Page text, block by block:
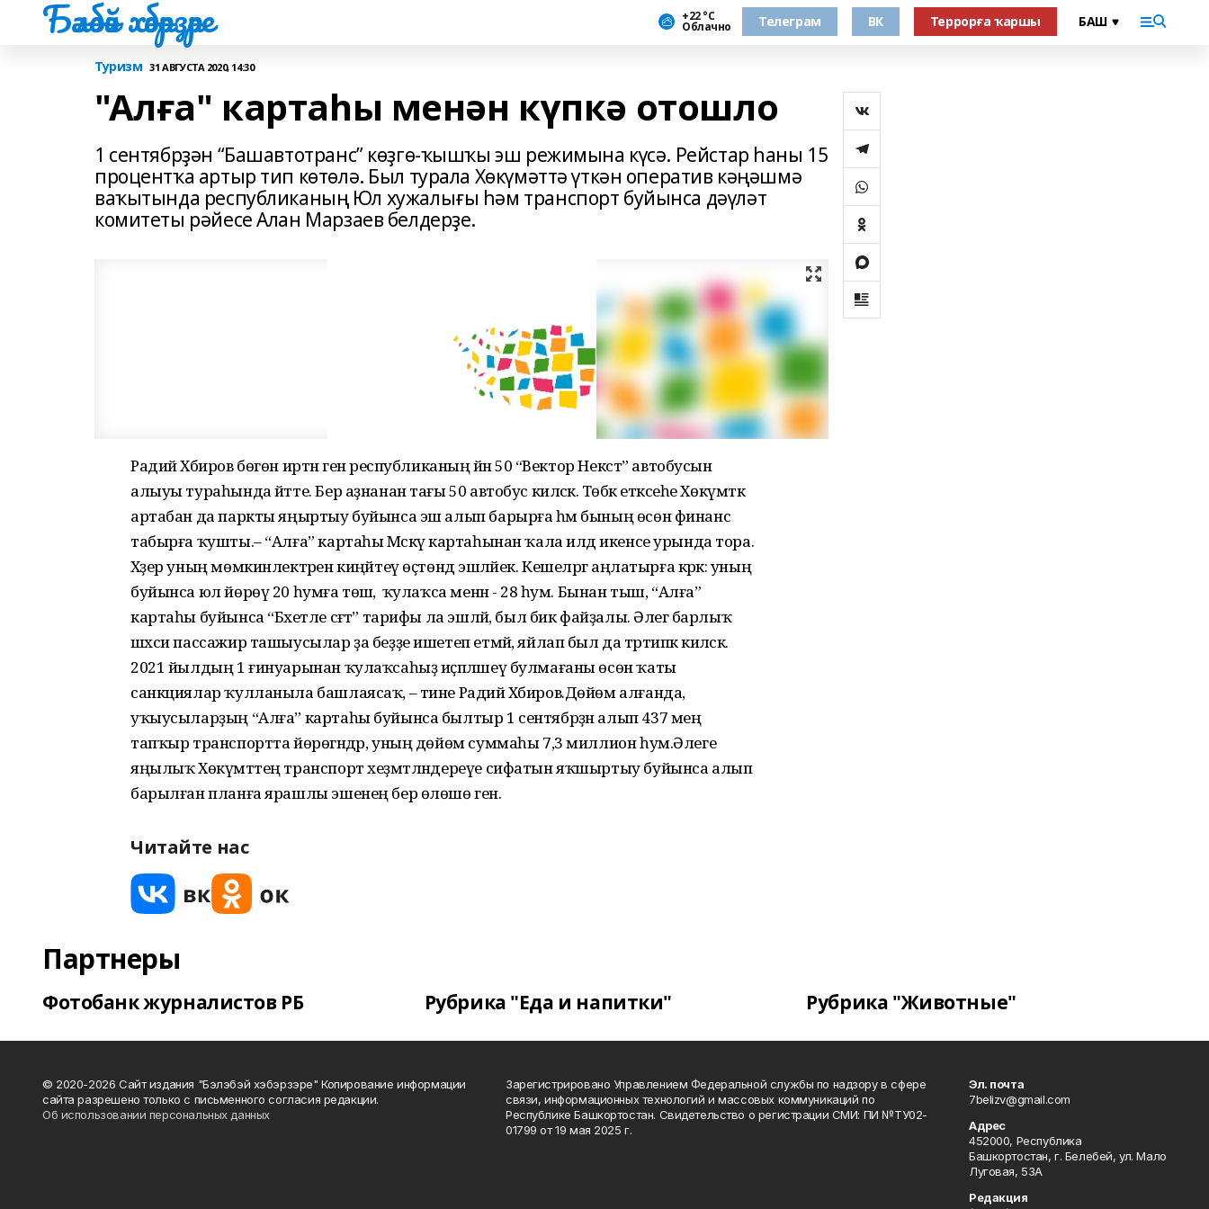
Бәләбәй хәбәрҙәре +22 °С
Облачно Телеграм ВК Террорға ҡаршы
Туризм 31 АВГУСТА 2020, 14:30
"Алға" картаһы менән күпкә отошло
1 сентябрҙән “Башавтотранс” көҙгө-ҡышҡы эш режимына күсә. Рейстар һаны 15
процентҡа артыр тип көтөлә. Был турала Хөкүмәттә үткән оператив кәңәшмә
ваҡытында республиканың Юл хужалығы һәм транспорт буйынса дәүләт
комитеты рәйесе Алан Марзаев белдерҙе.
Радий Хәбиров бөгөн иртән генә республиканың йәнә 50 “Вектор Некст” автобусын
алыуы тураһында әйтте. Бер аҙнанан тағы 50 автобус киләсәк. Төбәк етәксеһе Хөкүмәткә
артабан да паркты яңыртыу буйынса эш алып барырға һәм бының өсөн финанс
табырға ҡушты.– “Алға” картаһы Мәскәү картаһынан ҡала илдә икенсе урында тора.
Хәҙер уның мөмкинлектәрен киңәйтеү өҫтөндә эшләйек. Кешеләргә аңлатырға кәрәк: уның
буйынса юл йөрөү 20 һумға төшә, ә ҡулаҡса менән - 28 һум. Бынан тыш, “Алға”
картаһы буйынса “Бәхетле сәғәт” тарифы ла эшләй, был бик файҙалы. Әлегә барлыҡ
шәхси пассажир ташыусылар ҙа беҙҙе ишетеп етмәй, яйлап был да тәртипкә киләсәк.
2021 йылдың 1 ғинуарынан ҡулаҡсаһыҙ иҫәпләшеү булмағаны өсөн ҡаты
санкциялар ҡулланыла башлаясаҡ, – тине Радий Хәбиров.Дөйөм алғанда,
уҡыусыларҙың “Алға” картаһы буйынса былтыр 1 сентябрҙән алып 437 мең
тапҡыр транспортта йөрөгәндәр, уның дөйөм суммаһы 7,3 миллион һум.Әлеге
яңылыҡ Хөкүмәттең транспорт хеҙмәтләндереүе сифатын яҡшыртыу буйынса алып
барылған планға ярашлы эшенең бер өлөшө генә.
Читайте нас
Партнеры
Фотобанк журналистов РБ Рубрика "Еда и напитки" Рубрика "Животные"
© 2020-2026 Сайт издания "Бэлэбэй хэбэрзэре" Копирование информации
сайта разрешено только с письменного согласия редакции.
Об использовании персональных данных
Зарегистрировано Управлением Федеральной службы по надзору в сфере
связи, информационных технологий и массовых коммуникаций по
Республике Башкортостан. Свидетельство о регистрации СМИ: ПИ №ТУ02-
01799 от 19 мая 2025 г.
Эл. почта
7belizv@gmail.com
Адрес
452000, Республика
Башкортостан, г. Белебей, ул. Мало
Луговая, 53А
Редакция